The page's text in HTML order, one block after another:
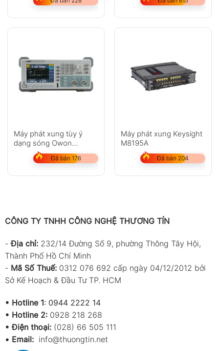
Máy phát xung tùy ý
dạng sóng Owon
AG1011F
Đã bán 176
Máy phát xung Keysight
M8195A
Đã bán 204
CÔNG TY TNHH CÔNG NGHỆ THƯƠNG TÍN
-Địa chỉ: 232/14 Đường Số 9, phường Thông Tây Hội,
Thành Phố Hồ Chí Minh
- Mã Số Thuế: 0312 076 692 cấp ngày 04/12/2012 bởi
Sở Kế Hoạch & Đầu Tư TP. HCM
• Hotline 1: 0944 2222 14
• Hotline 2: 0928 218 268
• Điện thoại: (028) 66 505 111
• Email: info@thuongtin.net